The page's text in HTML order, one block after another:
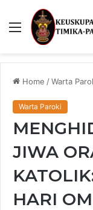
Menu
Home /Warta
Warta Paroki
JIWA
HARI